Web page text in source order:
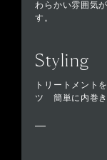
わらかい雰囲気
す。
Styling
トリートメント
ツ 簡単に内巻き